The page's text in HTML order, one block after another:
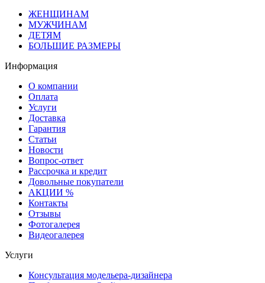
ЖЕНЩИНАМ
МУЖЧИНАМ
ДЕТЯМ
БОЛЬШИЕ РАЗМЕРЫ
Информация
О компании
Оплата
Услуги
Доставка
Гарантия
Статьи
Новости
Вопрос-ответ
Рассрочка и кредит
Довольные покупатели
АКЦИИ %
Контакты
Отзывы
Фотогалерея
Видеогалерея
Услуги
Консультация модельера-дизайнера